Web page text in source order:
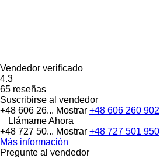
Vendedor verificado
4.3
65 reseñas
Suscribirse al vendedor
+48 606 26... Mostrar +48 606 260 902
Llámame Ahora
+48 727 50... Mostrar +48 727 501 950
Más información
Pregunte al vendedor